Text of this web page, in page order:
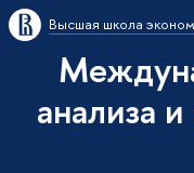
Высшая школа
анализа